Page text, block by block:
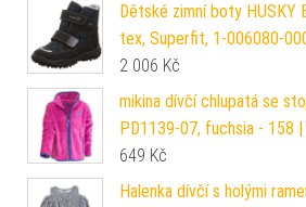
Dětské zimní boty HUSKY
tex, Superfit, 1-006080-
2 006 Kč
mikina dívčí chlupatá se
PD1139-07, fuchsia - 158
649 Kč
Halenka dívčí s holými